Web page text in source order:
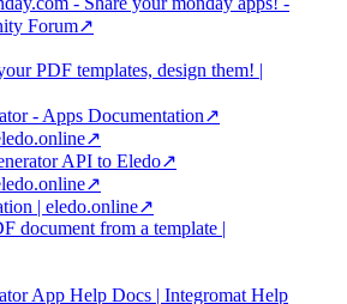
Forum↗
PDF templates, design them! |
- Apps Documentation↗
↗
API to Eledo↗
↗
| eledo.online↗
document from a template |
App Help Docs | Integromat Help